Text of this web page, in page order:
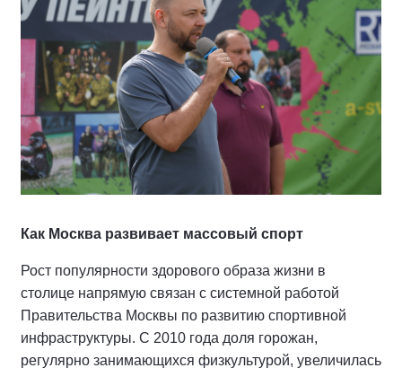
Как Москва развивает массовый спорт
Рост популярности здорового образа жизни в
столице напрямую связан с системной работой
Правительства Москвы по развитию спортивной
инфраструктуры. С 2010 года доля горожан,
регулярно занимающихся физкультурой, увеличилась